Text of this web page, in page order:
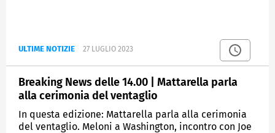
ULTIME NOTIZIE 27 LUGLIO 2023
Breaking News delle 14.00 | Mattarella parla
alla cerimonia del ventaglio
In questa edizione: Mattarella parla alla cerimonia
del ventaglio. Meloni a Washington, incontro con Joe